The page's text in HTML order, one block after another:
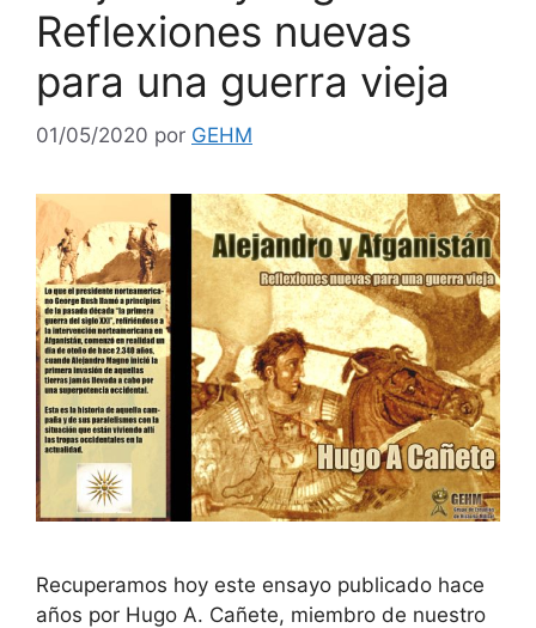
Reflexiones nuevas
para una guerra vieja
01/05/2020 por GEHM
Recuperamos hoy este ensayo publicado hace
años por Hugo A. Cañete, miembro de nuestro